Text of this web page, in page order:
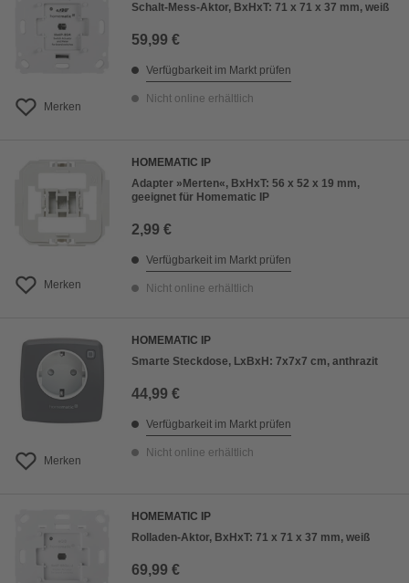
Merken
Schalt-Mess-Aktor, BxHxT: 71 x 71 x 37 mm, weiß
59,99 €
Verfügbarkeit im Markt prüfen
Nicht online erhältlich
Merken
HOMEMATIC IP
Adapter »Merten«, BxHxT: 56 x 52 x 19 mm,
geeignet für Homematic IP
2,99 €
Verfügbarkeit im Markt prüfen
Nicht online erhältlich
Merken
HOMEMATIC IP
Smarte Steckdose, LxBxH: 7x7x7 cm, anthrazit
44,99 €
Verfügbarkeit im Markt prüfen
Nicht online erhältlich
HOMEMATIC IP
Rolladen-Aktor, BxHxT: 71 x 71 x 37 mm, weiß
69,99 €